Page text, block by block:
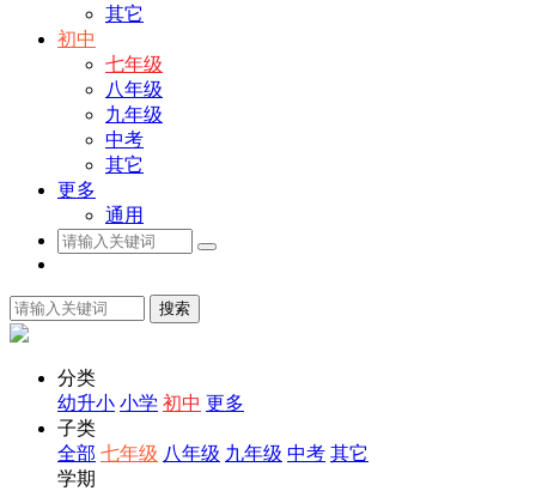
其它
初中
七年级
八年级
九年级
中考
其它
更多
通用
搜索
分类
幼升小 小学 初中 更多
子类
全部 七年级 八年级 九年级 中考 其它
学期